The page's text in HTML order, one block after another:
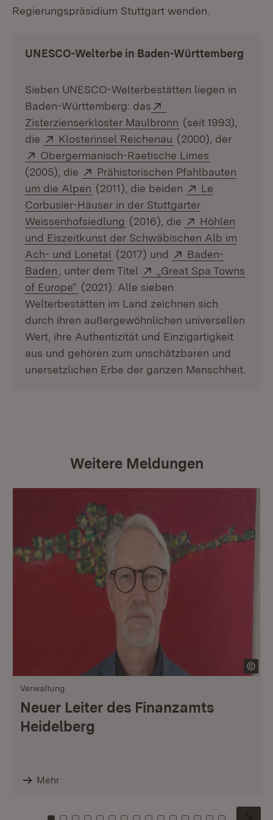
Regierungspräsidium Stuttgart wenden.
UNESCO-Welterbe in Baden-Württemberg
Sieben UNESCO-Welterbestätten liegen in
Baden-Württemberg: das
Zisterzienserkloster Maulbronn (Öffnet in neuem
(seit 1993),
die
Extern:
Klosterinsel Reichenau (Öffnet in neuem
(2000), der
Extern:
Obergermanisch-Raetische Limes
(2005), die
Extern:
Prähistorischen Pfahlbauten
um die Alpen (Öffnet in neuem Fenster)
(2011), die beiden Extern:
Le
Corbusier-Häuser in der Stuttgarter
Weissenhofsiedlung (Öffnet in neuem Fenster)
(2016), die Extern:
Höhlen
und Eiszeitkunst der Schwäbischen Alb im
Ach- und Lonetal (Öffnet in neuem Fenster)
(2017) und Extern:
Baden-
Baden (Öffnet in neuem Fenster)
, unter dem Titel Extern:
„Great Spa Towns
of Europe“ (Öffnet in neuem Fenster)
(2021). Alle sieben
Welterbestätten im Land zeichnen sich
durch ihren außergewöhnlichen universellen
Wert, ihre Authentizität und Einzigartigkeit
aus und gehören zum unschätzbaren und
unersetzlichen Erbe der ganzen Menschheit.
Weitere Meldungen
Verwaltung
Neuer Leiter des Finanzamts
Heidelberg
Mehr